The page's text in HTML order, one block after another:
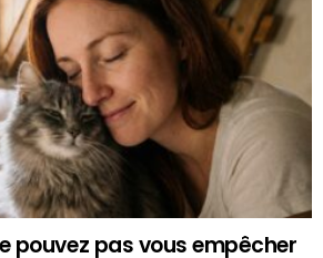
pouvez pas vous empêcher